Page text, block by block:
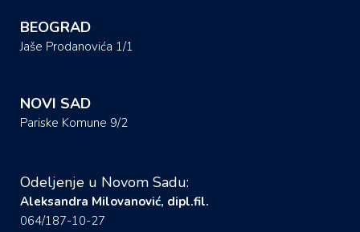
BEOGRAD
Jaše Prodanovića 1/1
NOVI SAD
Pariske Komune 9/2
Odeljenje u Novom Sadu:
Aleksandra Milovanović, dipl.fil.
064/187-10-27